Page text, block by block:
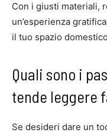
Con i giusti materiali,
un’esperienza
il tuo spazio
Quali sono i
tende leggere
Se desideri dare un